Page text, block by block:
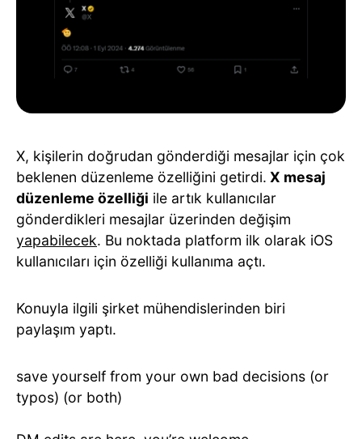
X, kişilerin doğrudan gönderdiği mesajlar için çok
beklenen düzenleme özelliğini getirdi. X mesaj
düzenleme özelliği ile artık kullanıcılar
gönderdikleri mesajlar üzerinden değişim
yapabilecek. Bu noktada platform ilk olarak iOS
kullanıcıları için özelliği kullanıma açtı.
Konuyla ilgili şirket mühendislerinden biri
paylaşım yaptı.
save yourself from your own bad decisions (or
typos) (or both)